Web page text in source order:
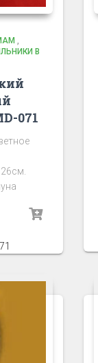
,
В
071